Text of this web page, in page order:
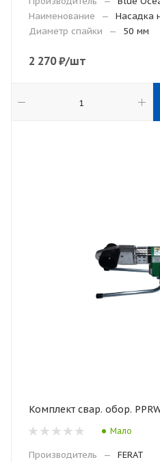
Наименование
—
Насадка
Диаметр спайки
— 50 мм
2 270₽/шт
Комплект свар. обор.
Мало
Производитель —
FERAT